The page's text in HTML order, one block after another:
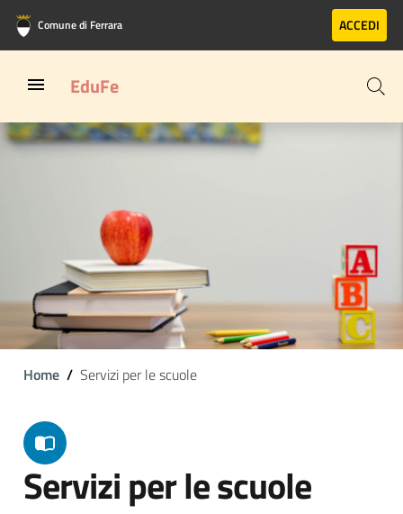
Vai al contenuto principale
Vai al footer
Comune di Ferrara ACCEDI
EduFe
Home Servizi per le scuole
Servizi per le scuole